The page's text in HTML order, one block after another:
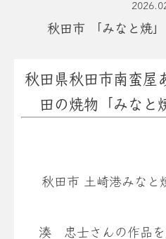
秋田市 「みなと焼
秋田県秋田市南蛮屋
田の焼物「みなと
秋田市 土崎港みなと
湊 忠士さんの作品を